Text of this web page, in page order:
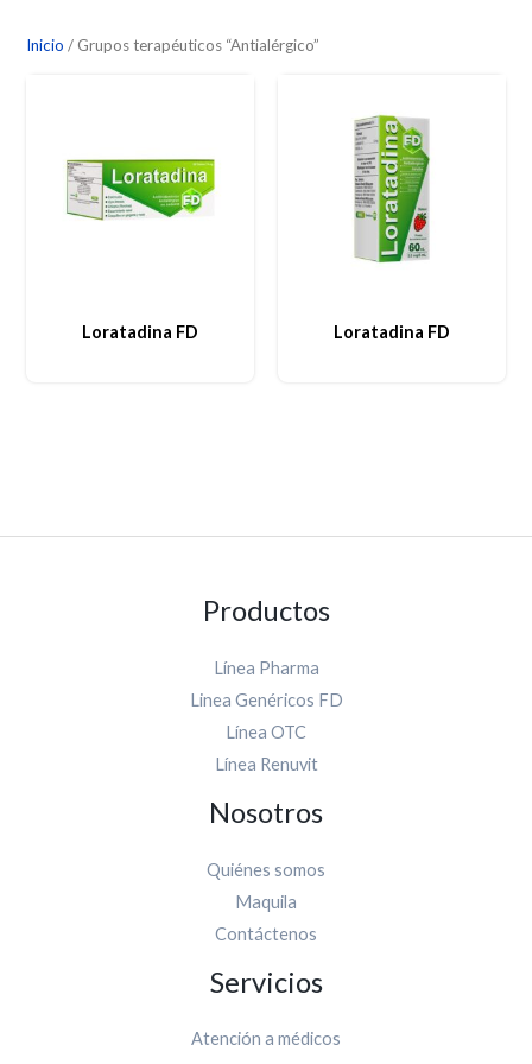
Inicio / Grupos terapéuticos “Antialérgico”
Loratadina FD Loratadina FD
Productos
Línea Pharma
Linea Genéricos FD
Línea OTC
Línea Renuvit
Nosotros
Quiénes somos
Maquila
Contáctenos
Servicios
Atención a médicos